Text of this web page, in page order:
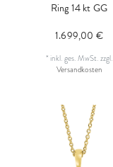
Ring 14 kt GG
1.699,00 €
* inkl. ges. MwSt.zzgl.
Versandkosten